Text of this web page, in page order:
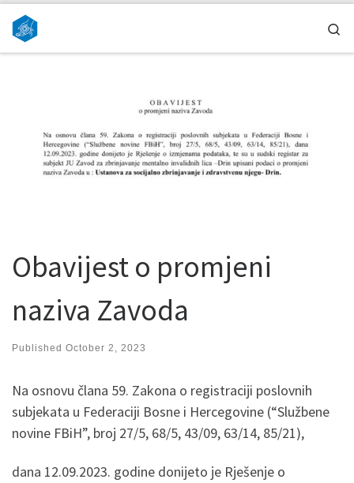
Skip to content
Obavijest o promjeni
naziva Zavoda
Published October 2, 2023
Na osnovu člana 59. Zakona o registraciji poslovnih
subjekata u Federaciji Bosne i Hercegovine (“Službene
novine FBiH”, broj 27/5, 68/5, 43/09, 63/14, 85/21),
dana 12.09.2023. godine donijeto je Rješenje o